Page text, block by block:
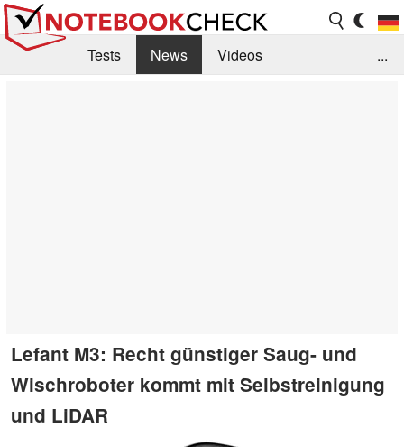
Tests News
Videos
...
Lefant M3: Recht günstiger Saug- und
Wischroboter kommt mit Selbstreinigung
und LiDAR